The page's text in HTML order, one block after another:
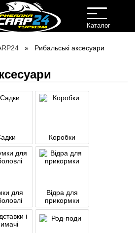
Toggle
navigation
Каталог
Рибальські аксесуари
Коробки
для
Відра для
прикормки